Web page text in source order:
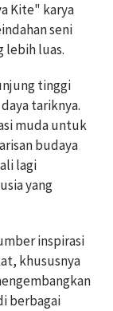
Kite" karya
seni
lebih luas.
tinggi
tariknya.
muda untuk
budaya
lagi
yang
inspirasi
khususnya
berbagai